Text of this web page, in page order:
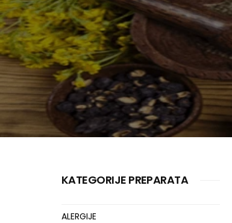
KATEGORIJE PREPARATA
ALERGIJE